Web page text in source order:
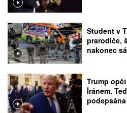
Student v
prarodiče,
nakonec
Trump
Íránem.